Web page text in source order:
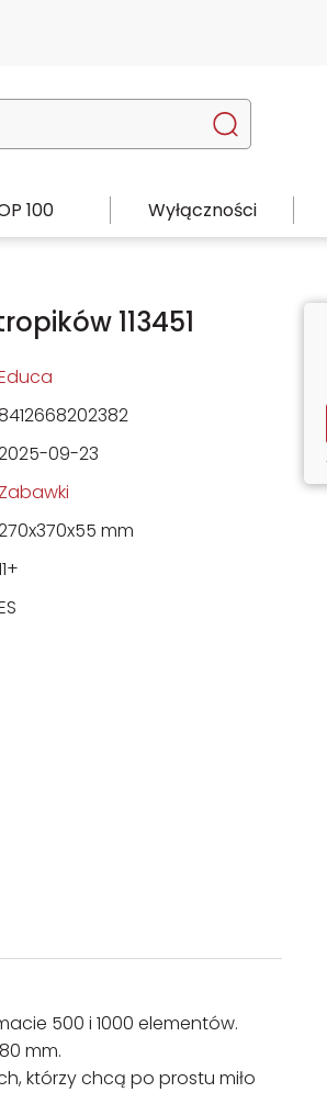
100 Wyłączności
113451
09-23
Zabawki
mm
500 i 1000 elementów.
mm.
którzy chcą po prostu miło